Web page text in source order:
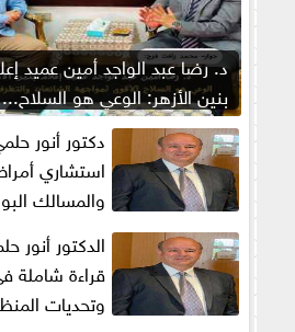
د. رضا عبد الواجد أمين عميد
بنين الأزهر: الوعي هو السلاح...
دكتور أنور
استشاري
والمسالك
من البحث
الدكتور أنور
قراءة شاملة
وتحديات